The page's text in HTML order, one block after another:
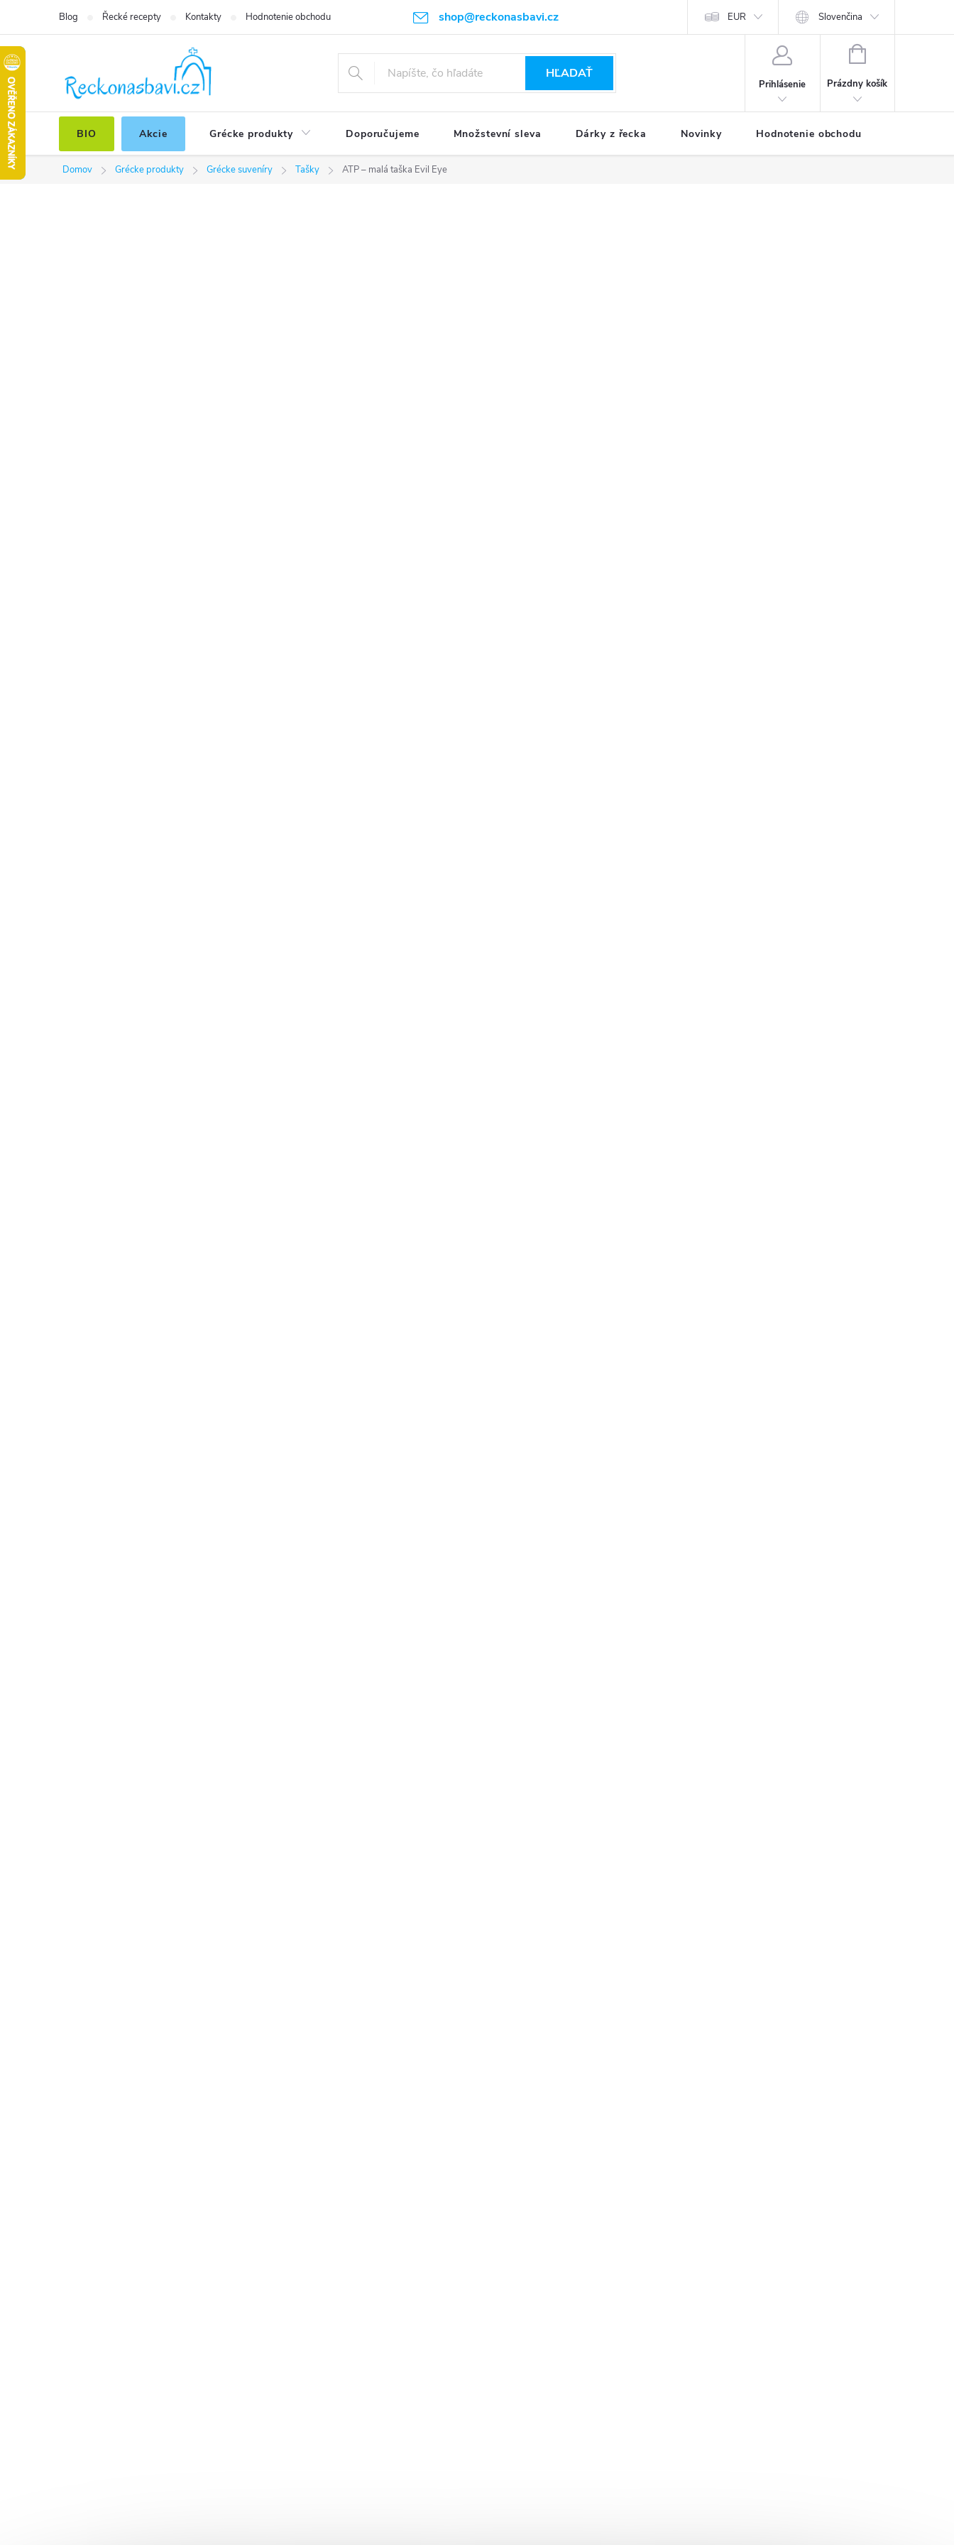
obsah
shop@reckonasbavi.cz
Blog Řecké recepty Kontakty Hodnotenie obchodu Podmienky ochrany osobných údajov Obchodné podmienky Predávané značky Prihlásenie affiliate partnera
EUR Slovenčina
HĽADAŤ
Prihlásenie
NÁKUPNÝ
Prázdny košík
BIO Akcie Grécke produkty Doporučujeme Množstevní sleva Dárky z řecka Novinky Hodnotenie obchodu
Domov Grécke produkty Grécke suveníry Tašky ATP – malá taška Evil Eye